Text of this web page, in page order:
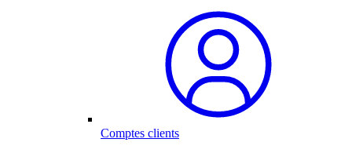
Comptes clients